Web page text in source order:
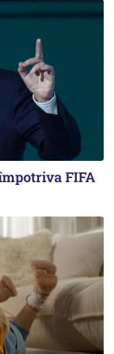
FIFA